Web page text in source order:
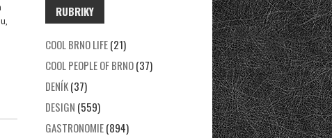
RUBRIKY
COOL BRNO LIFE(21)
COOL PEOPLE OF BRNO(37)
DENÍK(37)
DESIGN (559)
GASTRONOMIE(894)